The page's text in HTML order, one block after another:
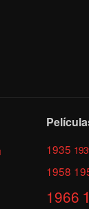
1935
1958
1966